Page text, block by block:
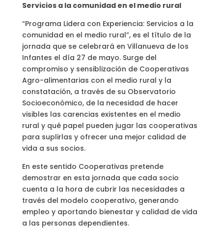
Servicios a la comunidad en el medio rural
“Programa Lidera con Experiencia: Servicios a la
comunidad en el medio rural”, es el título de la
jornada que se celebrará en Villanueva de los
Infantes el día 27 de mayo. Surge del
compromiso y sensiblización de Cooperativas
Agro-alimentarias con el medio rural y la
constatación, a través de su Observatorio
Socioeconómico, de la necesidad de hacer
visibles las carencias existentes en el medio
rural y qué papel pueden jugar las cooperativas
para suplirlas y ofrecer una mejor calidad de
vida a sus socios.
En este sentido Cooperativas pretende
demostrar en esta jornada que cada socio
cuenta a la hora de cubrir las necesidades a
través del modelo cooperativo, generando
empleo y aportando bienestar y calidad de vida
a las personas dependientes.